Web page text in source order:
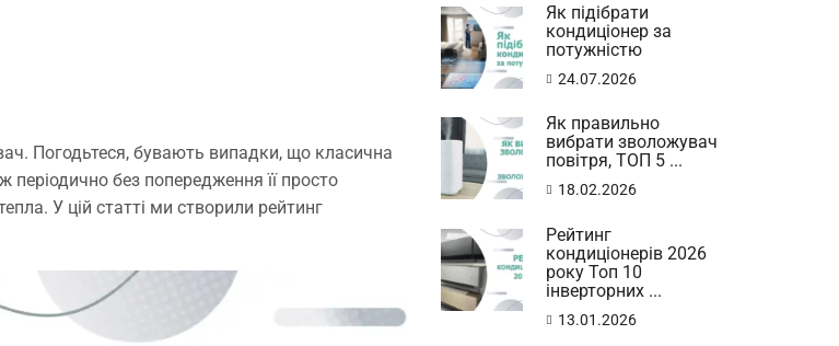
Погодьтеся, бувають випадки, що класична
без попередження її просто
У цій статті ми створили рейтинг
Як підібрати
кондиціонер за
потужністю
24.07.2026
Як правильно
вибрати зволожувач
повітря, ТОП 5 ...
18.02.2026
Рейтинг
кондиціонерів 2026
року Топ 10
інверторних ...
13.01.2026